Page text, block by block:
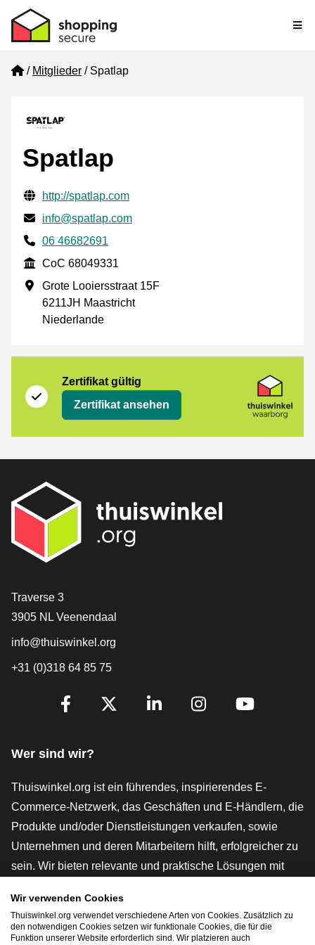
Home
Mitglieder Spatlap
Spatlap
Geprüfte Kontaktinformationen
Website URL
http://spatlap.com
E-mail
info@spatlap.com
Phone number
06 46682691
CoC
CoC 68049331
Geschäftsadresse
Grote Looiersstraat 15F
6211JH Maastricht
Niederlande
Zertifikat gültig
Zertifikat ansehen
[_General:Contact]
Traverse 3
3905 NL Veenendaal
info@thuiswinkel.org
+31 (0)318 64 85 75
[_General:SocialMediaTitle]
Wer sind wir?
Thuiswinkel.org ist ein führendes, inspirierendes E-
Commerce-Netzwerk, das Geschäften und E-Händlern, die
Produkte und/oder Dienstleistungen verkaufen, sowie
Unternehmen und deren Mitarbeitern hilft, erfolgreicher zu
sein. Wir bieten relevante und praktische Lösungen mit
rechtlichen Instrumenten und Beratung,
Interessenvertretung, Marktforschung und verfügen über
Wir verwenden Cookies
Thuiswinkel.org verwendet verschiedene Arten von Cookies. Zusätzlich zu
den notwendigen Cookies setzen wir funktionale Cookies, die für die
Funktion unserer Website erforderlich sind. Wir platzieren auch